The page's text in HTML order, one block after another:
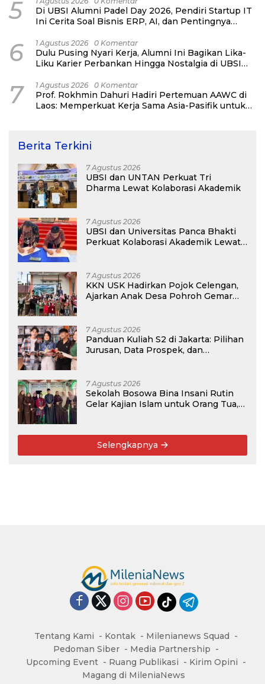
5
Di UBSI Alumni Padel Day 2026, Pendiri Startup IT
Ini Cerita Soal Bisnis ERP, AI, dan Pentingnya
6 1 Agustus 2026 0 Komentar
Dulu Pusing Nyari Kerja, Alumni Ini Bagikan Lika-
Liku Karier Perbankan Hingga Nostalgia di UBSI
7 1 Agustus 2026 0 Komentar
Prof. Rokhmin Dahuri Hadiri Pertemuan AAWC di
Laos: Memperkuat Kerja Sama Asia-Pasifik untuk
Berita Terkini
7 Agustus 2026
UBSI dan UNTAN Perkuat Tri
Dharma Lewat Kolaborasi Akademik
7 Agustus 2026
UBSI dan Universitas Panca Bhakti
Perkuat Kolaborasi Akademik Lewat
7 Agustus 2026
KKN USK Hadirkan Pojok Celengan,
Ajarkan Anak Desa Pohroh Gemar
7 Agustus 2026
Panduan Kuliah S2 di Jakarta: Pilihan
Jurusan, Data Prospek, dan
7 Agustus 2026
Sekolah Bosowa Bina Insani Rutin
Gelar Kajian Islam untuk Orang Tua,
Selengkapnya
Tentang Kami Kontak
Milenianews Squad
Pedoman Siber
Media Partnership
Upcoming Event
Ruang Publikasi
Kirim Opini
Magang di MileniaNews